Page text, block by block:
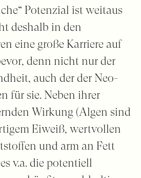
Potenzial ist weitaus
deshalb in den
eine große Karriere auf
denn nicht nur der
auch der der Neo-
für sie. Neben ihrer
Wirkung (Algen sind
Eiweiß, wertvollen
und arm an Fett
v.a. die potentiell